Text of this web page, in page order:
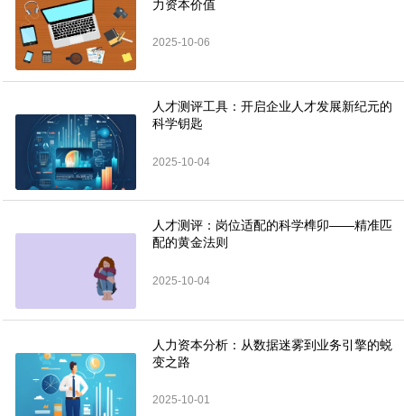
力资本价值
2025-10-06
人才测评工具：开启企业人才发展新纪元的
科学钥匙
2025-10-04
人才测评：岗位适配的科学榫卯——精准匹
配的黄金法则
2025-10-04
人力资本分析：从数据迷雾到业务引擎的蜕
变之路
2025-10-01